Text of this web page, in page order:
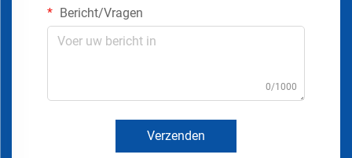
Bericht/Vragen
0/1000
Verzenden